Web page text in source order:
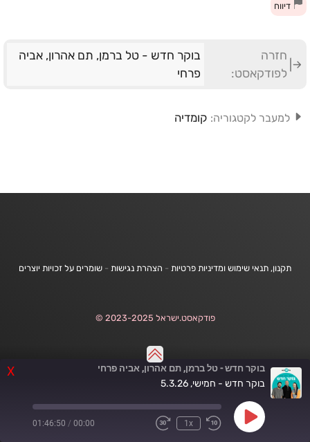
X בוקר חדש - טל ברמן, תם אהרון, אביה פרחי
בוקר חדש - חמישי, 5.3.26
Play
Episode
Rewind
1x
Fast
00:00
/
01:46:50
דיווח
חזרה
לפודקאסט:
בוקר חדש - טל ברמן, תם אהרון, אביה
פרחי
למעבר לקטגוריה: קומדיה
תקנון, תנאי שימוש ומדיניות פרטיות - הצהרת נגישות - שומרים על זכויות יוצרים
פודקאסט.ישראל 2023-2025 ©